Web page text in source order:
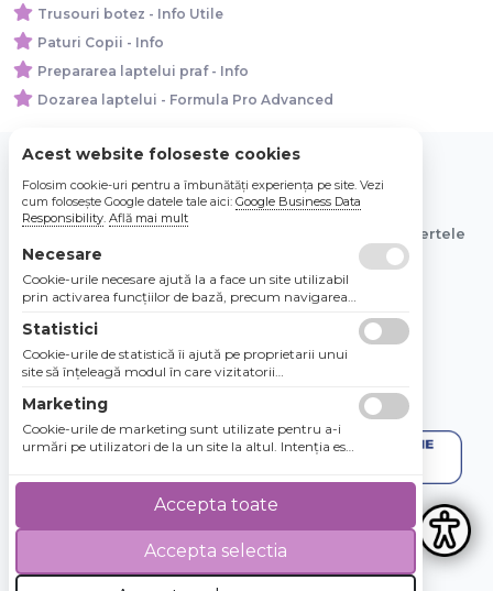
Trusouri botez - Info Utile
Paturi Copii - Info
Prepararea laptelui praf - Info
Dozarea laptelui - Formula Pro Advanced
© 2026 Bebe Nou Online Store SRL
Toate preturile sunt exprimate in lei si includ tva. Ofertele
sunt valabile in limita stocului disponibil.
4.8 / 5 ★★★★★
Acest website foloseste cookies
Folosim cookie-uri pentru a îmbunătăți experiența pe site. Vezi
cum folosește Google datele tale aici: Google Business Data
Responsibility. Află mai mult
Necesare
Cookie-urile necesare ajută la a face un site utilizabil
prin activarea funcţiilor de bază, precum navigarea
Site-ul nu poate funcţiona corespunzător fără aceste
cookie-uri.
Statistici
Cookie-urile de statistică îi ajută pe proprietarii unui
site să înţeleagă modul în care vizitatorii
raportarea informaţiilor în mod anonim.
Marketing
Cookie-urile de marketing sunt utilizate pentru a-i
urmări pe utilizatori de la un site la altul. Intenţia este
utilizatorii individuali, aşadar ele sunt mai valoroase
pentru agenţiile de puiblicitate şi părţile terţe care se
Accepta selectia
Accepta toate